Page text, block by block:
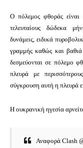
Ο πόλεμος φθοράς
τελευταίους δώδεκα
δυνάμεις, ειδικά
γραμμής καθώς και
δεσμεύονται σε πόλεμο
πλευρά με
σύγκρουση αυτή η πλευρά
Η ουκρανική ηγεσία
Αναφορά Clash